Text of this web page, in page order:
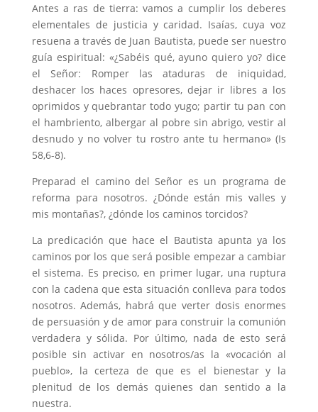
Antes a ras de tierra: vamos a cumplir los deberes
elementales de justicia y caridad. Isaías, cuya voz
resuena a través de Juan Bautista, puede ser nuestro
guía espiritual: «¿Sabéis qué, ayuno quiero yo? dice
el Señor: Romper las ataduras de iniquidad,
deshacer los haces opresores, dejar ir libres a los
oprimidos y quebrantar todo yugo; partir tu pan con
el hambriento, albergar al pobre sin abrigo, vestir al
desnudo y no volver tu rostro ante tu hermano» (Is
58,6-8).
Preparad el camino del Señor es un programa de
reforma para nosotros. ¿Dónde están mis valles y
mis montañas?, ¿dónde los caminos torcidos?
La predicación que hace el Bautista apunta ya los
caminos por los que será posible empezar a cambiar
el sistema. Es preciso, en primer lugar, una ruptura
con la cadena que esta situación conlleva para todos
nosotros. Además, habrá que verter dosis enormes
de persuasión y de amor para construir la comunión
verdadera y sólida. Por último, nada de esto será
posible sin activar en nosotros/as la «vocación al
pueblo», la certeza de que es el bienestar y la
plenitud de los demás quienes dan sentido a la
nuestra.